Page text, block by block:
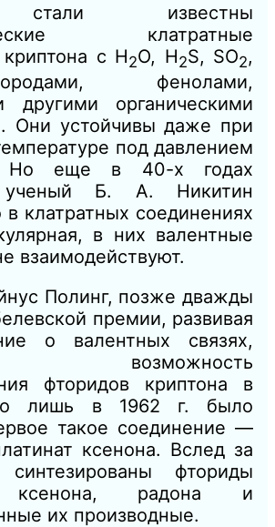
известны
клатратные
с Н2O, H2S, SO2,
фенолами,
другими органическими
Они устойчивы даже при
под давлением
еще в 40-х годах
ученый Б. А. Никитин
в клатратных соединениях
в них валентные
взаимодействуют.
Полинг, позже дважды
премии, развивая
о валентных связях,
возможность
фторидов криптона в
лишь в 1962 г. было
такое соединение —
ксенона. Вслед за
фториды
ксенона, радона и
их производные.